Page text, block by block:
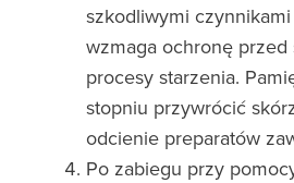
szkodliwymi
wzmaga ochronę
procesy starzenia.
stopniu przywrócić
odcienie preparatów
Po zabiegu przy